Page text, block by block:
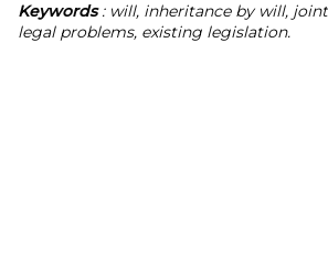
Keywords: will, inheritance by will,
legal problems, existing legislation.